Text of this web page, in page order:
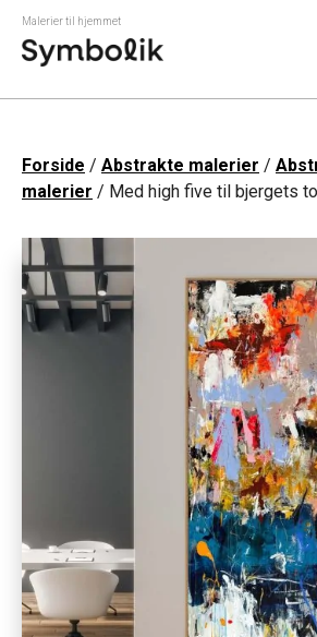
Malerier til hjemmet
Forside / Abstrakte malerier /
malerier / Med high five til bjergets